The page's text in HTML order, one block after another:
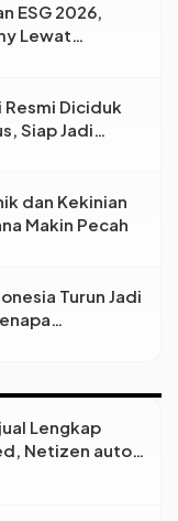
ESG 2026,
Lewat
Resmi Diciduk
Siap Jadi
dan Kekinian
Makin Pecah
Turun Jadi
Malah Makin
Lengkap
Netizen auto